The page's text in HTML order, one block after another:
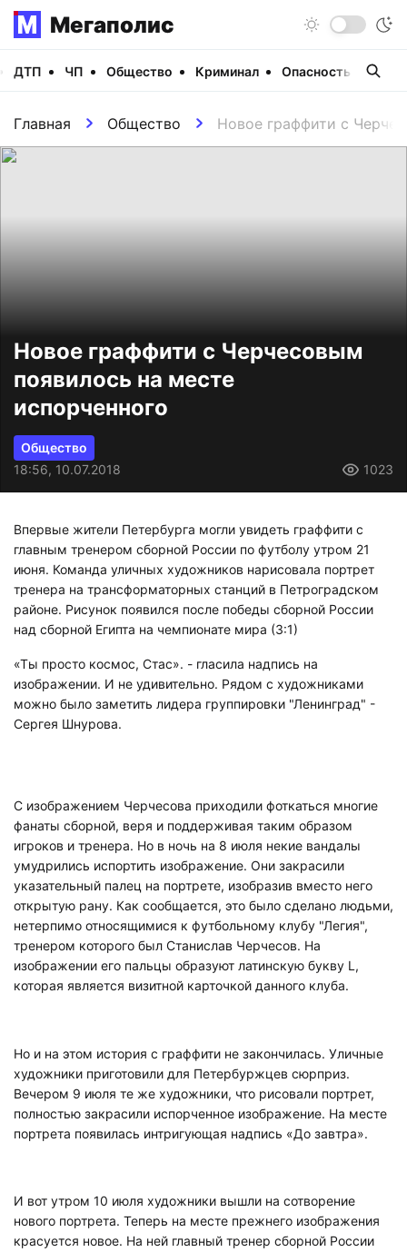
Мегаполис
ДТП ЧП Общество Криминал Опасность
Главная Общество Новое граффити с
Новое граффити с Черчесовым
появилось на месте
испорченного
Общество
18:56, 10.07.2018
1023
Впервые жители Петербурга могли увидеть граффити с
главным тренером сборной России по футболу утром 21
июня. Команда уличных художников нарисовала портрет
тренера на трансформаторных станций в Петроградском
районе. Рисунок появился после победы сборной России
над сборной Египта на чемпионате мира (3:1)
«Ты просто космос, Стас». - гласила надпись на
изображении. И не удивительно. Рядом с художниками
можно было заметить лидера группировки "Ленинград" -
Сергея Шнурова.
С изображением Черчесова приходили фоткаться многие
фанаты сборной, веря и поддерживая таким образом
игроков и тренера. Но в ночь на 8 июля некие вандалы
умудрились испортить изображение. Они закрасили
указательный палец на портрете, изобразив вместо него
открытую рану. Как сообщается, это было сделано людьми,
нетерпимо относящимися к футбольному клубу "Легия",
тренером которого был Станислав Черчесов. На
изображении его пальцы образуют латинскую букву L,
которая является визитной карточкой данного клуба.
Но и на этом история с граффити не закончилась. Уличные
художники приготовили для Петербуржцев сюрприз.
Вечером 9 июля те же художники, что рисовали портрет,
полностью закрасили испорченное изображение. На месте
портрета появилась интригующая надпись «До завтра».
И вот утром 10 июля художники вышли на сотворение
нового портрета. Теперь на месте прежнего изображения
красуется новое. На ней главный тренер сборной России